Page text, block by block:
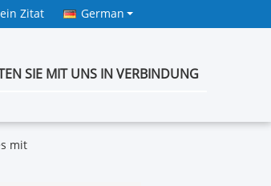
Zitat German
SIE MIT UNS IN VERBINDUNG
mit